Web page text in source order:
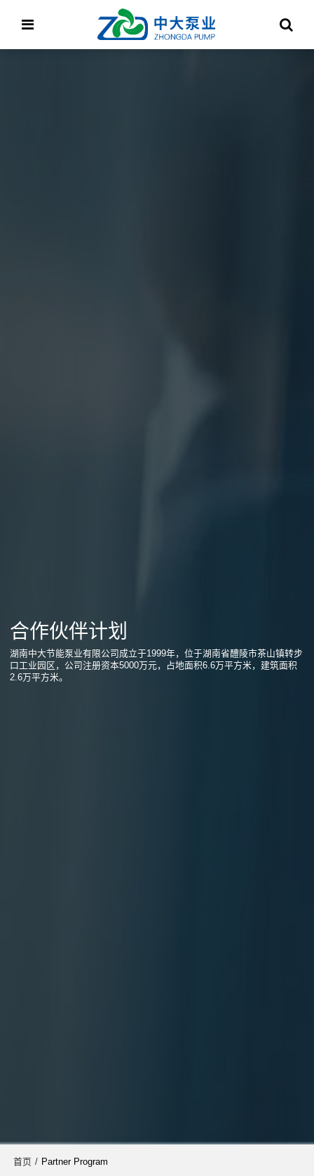
合作伙伴计划
湖南中大节能泵业有限公司成立于1999年，位于湖南省醴陵市茶山镇转步
口工业园区，公司注册资本5000万元，占地面积6.6万平方米，建筑面积
2.6万平方米。
首页 / Partner Program